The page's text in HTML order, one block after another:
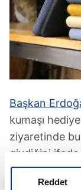
Reddet
Başkan
kumaşı
ziyaretinde
giydiğini ifade
"Sayın